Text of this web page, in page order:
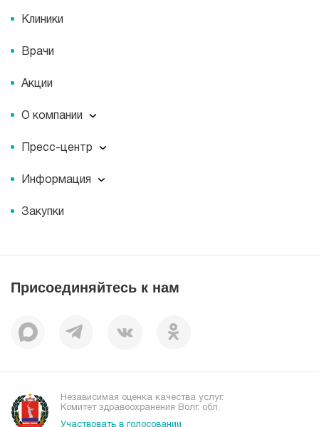
Клиники
Врачи
Акции
О компании
О компании
Миссия
История
Документы
Пациентам
Пресс-центр
Пресс-центр
Новости
Журнал для пациентов «МЕДСИ СЕГОДНЯ»
Информация
Информация
Справочник направлений
Закупки
Присоединяйтесь к нам
Независимая оценка качества услуг.
Комитет здравоохранения Волг. обл.
Участвовать в голосовании